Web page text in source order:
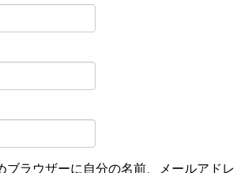
ブラウザーに自分の名前、メールアド